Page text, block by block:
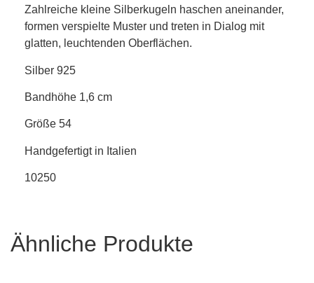
Zahlreiche kleine Silberkugeln haschen aneinander,
formen verspielte Muster und treten in Dialog mit
glatten, leuchtenden Oberflächen.
Silber 925
Bandhöhe 1,6 cm
Größe 54
Handgefertigt in Italien
10250
Ähnliche Produkte